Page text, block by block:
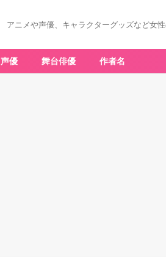
アニメや声優、キャラクターグッズなど女
声優 舞台俳優 作者名